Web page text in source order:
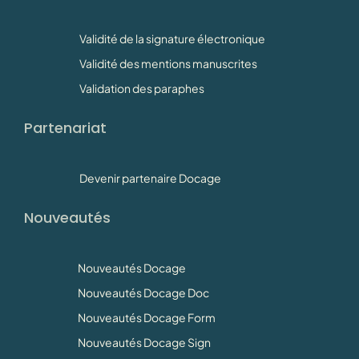
Validité de la signature électronique
Validité des mentions manuscrites
Validation des paraphes
Partenariat
Devenir partenaire Docage
Nouveautés
Nouveautés Docage
Nouveautés Docage Doc
Nouveautés Docage Form
Nouveautés Docage Sign